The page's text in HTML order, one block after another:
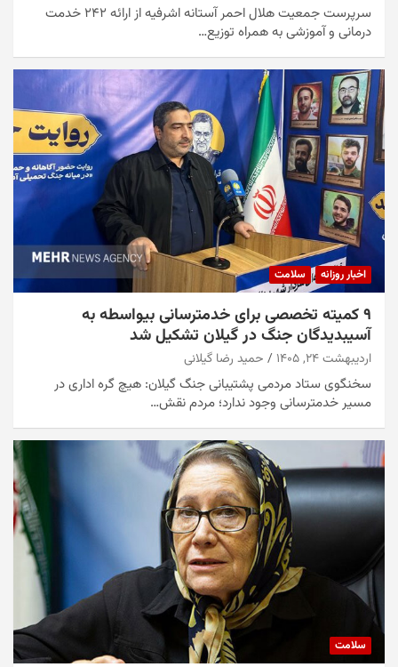
سرپرست جمعیت هلال احمر آستانه اشرفیه از ارائه ۲۴۲ خدمت
درمانی و آموزشی به همراه توزیع…
اخبار روزانه سلامت
۹ کمیته تخصصی برای خدمترسانی بیواسطه به
آسیبدیدگان جنگ در گیلان تشکیل شد
اردیبهشت ۲۴, ۱۴۰۵ حمید رضا گیلانی
سخنگوی ستاد مردمی پشتیبانی جنگ گیلان: هیچ گره اداری در
مسیر خدمترسانی وجود ندارد؛ مردم نقش…
سلامت